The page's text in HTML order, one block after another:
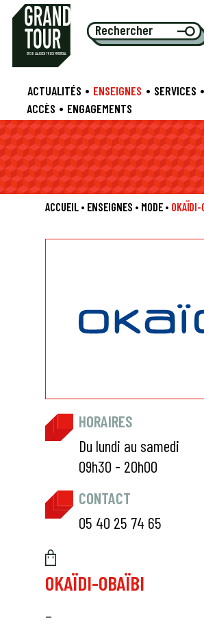
STE EU LALIE CENTRE COMMERCIAL
ACTUALITÉS • ENSEIGNES • SERVICES •
ACCÈS • ENGAGEMENTS
ACCUEIL• ENSEIGNES • MODE• OKAÏDI-
HORAIRES
Du lundi au samedi
09h30 - 20h00
CONTACT
05 40 25 74 65
OKAÏDI-OBAÏBI
_